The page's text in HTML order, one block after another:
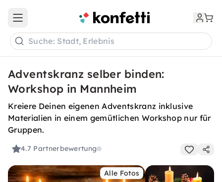
Open main menu
Suche: Stadt, Erlebnis
Adventskranz selber binden:
Workshop in Mannheim
Kreiere Deinen eigenen Adventskranz inklusive
Materialien in einem gemütlichen Workshop nur für
Gruppen.
4.7 Partnerbewertung
Alle Fotos